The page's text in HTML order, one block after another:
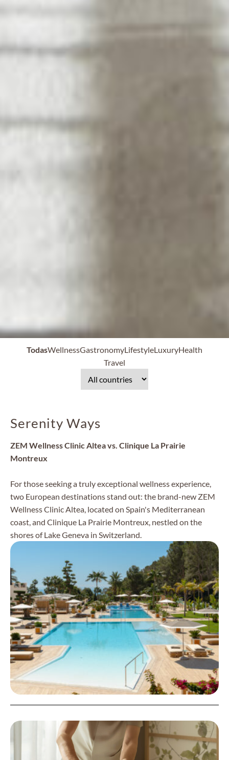
TodasWellnessGastronomyLifestyleLuxuryHealth
Travel
Serenity Ways
ZEM Wellness Clinic Altea vs. Clinique La Prairie
Montreux
For those seeking a truly exceptional wellness experience,
two European destinations stand out: the brand-new ZEM
Wellness Clinic Altea, located on Spain's Mediterranean
coast, and Clinique La Prairie Montreux, nestled on the
shores of Lake Geneva in Switzerland.